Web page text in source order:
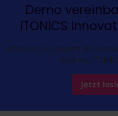
Demo
ITONICS
Erfahren Sie, warum die
Welt mit
Jetzt